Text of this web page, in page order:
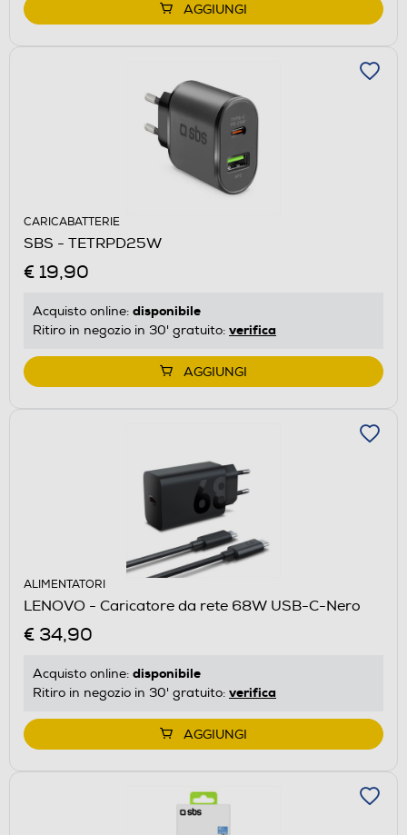
AGGIUNGI
CARICABATTERIE
SBS - TETRPD25W
€ 19,90
Acquisto online: disponibile
Ritiro in negozio in 30' gratuito: verifica
AGGIUNGI
ALIMENTATORI
LENOVO - Caricatore da rete 68W USB-C-Nero
€ 34,90
Acquisto online: disponibile
Ritiro in negozio in 30' gratuito: verifica
AGGIUNGI